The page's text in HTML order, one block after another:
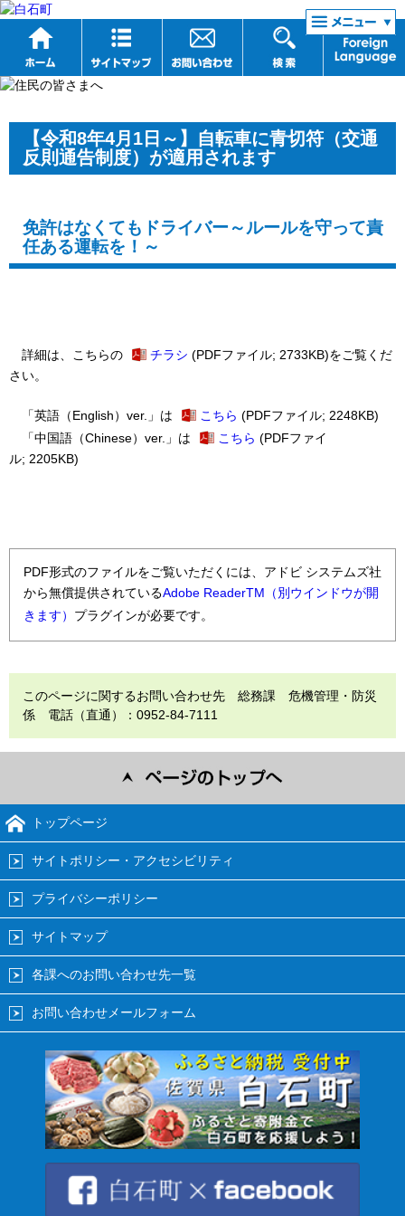
リンク集
【令和8年4月1日～】自転車に青切符（交通
反則通告制度）が適用されます
免許はなくてもドライバー ～ルールを守って責
任ある運転を！～
詳細は、こちらの チラシ (PDFファイル; 2733KB)をご覧くだ
さい。
「英語（English）ver.」は こちら (PDFファイル; 2248KB)
「中国語（Chinese）ver.」は
こちら (PDFファイ
ル; 2205KB)
PDF形式のファイルをご覧いただくには、アドビ システムズ社
から無償提供されているAdobe ReaderTM（別ウインドウが開
きます） プラグインが必要です。
このページに関するお問い合わせ先 総務課 危機管理・防災
係 電話（直通）：0952-84-7111
トップページ
サイトポリシー・アクセシビリティ
プライバシーポリシー
サイトマップ
各課へのお問い合わせ先一覧
お問い合わせメールフォーム